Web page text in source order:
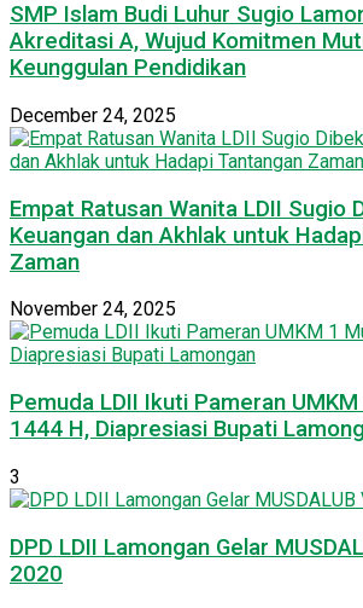
SMP Islam Budi Luhur Sugio
Akreditasi A, Wujud Komitmen
Keunggulan Pendidikan
December 24, 2025
Empat Ratusan Wanita LDII Sugio
Keuangan dan Akhlak untuk
Zaman
November 24, 2025
Pemuda LDII Ikuti Pameran
1444 H, Diapresiasi Bupati
3
DPD LDII Lamongan Gelar
2020